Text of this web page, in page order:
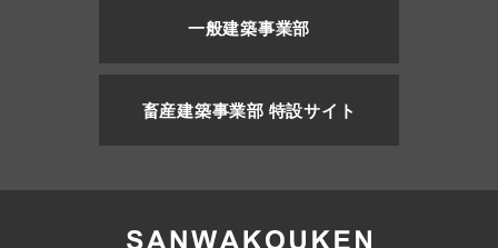
一般建築事業部
畜産建築事業部 特設サイト